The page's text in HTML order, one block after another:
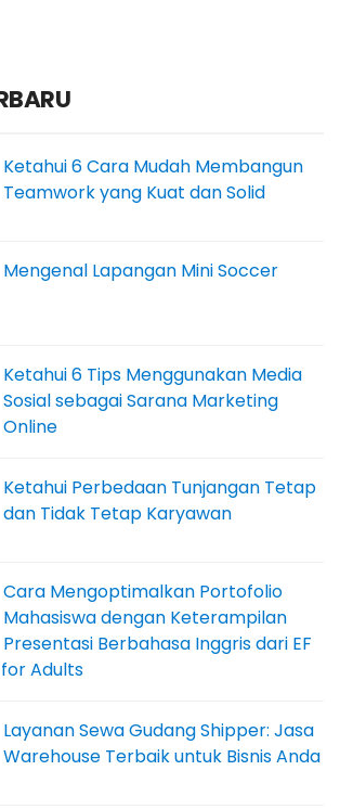
Ketahui 6 Cara Mudah Membangun
Teamwork yang Kuat dan Solid
Mengenal Lapangan Mini Soccer
Ketahui 6 Tips Menggunakan Media
Sosial sebagai Sarana Marketing
Online
Ketahui Perbedaan Tunjangan Tetap
dan Tidak Tetap Karyawan
Cara Mengoptimalkan Portofolio
Mahasiswa dengan Keterampilan
Presentasi Berbahasa Inggris dari EF
for Adults
Layanan Sewa Gudang Shipper: Jasa
Warehouse Terbaik untuk Bisnis Anda